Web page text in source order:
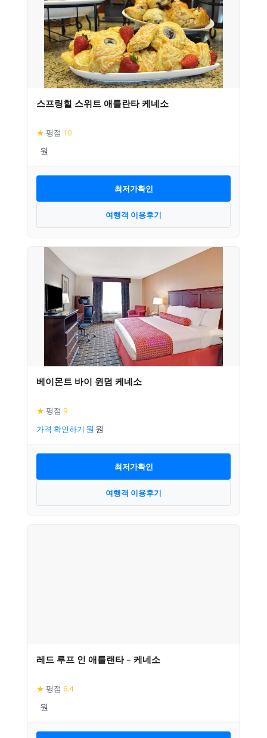
스프링힐 스위트 애틀란타 케네소
★ 평점 10
최저가확인
여행객 이용후기
베이몬트 바이 윈덤 케네소
★ 평점 9
가격 확인하기
최저가확인
여행객 이용후기
레드 루프 인 애틀랜타 – 케네소
★ 평점 6.4